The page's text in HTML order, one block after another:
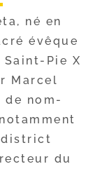
né en
évêque
​Pie X
Marcel
de nom­
dis­trict
du